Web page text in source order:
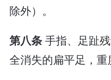
除外）。
第八条手指、足趾
全消失的扁平足，重